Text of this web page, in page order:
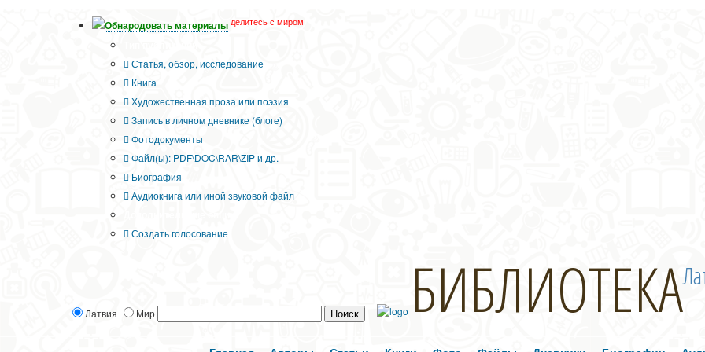
Обнародовать материалы делитесь с миром!
Статья, обзор, исследование
Книга
Художественная проза или поэзия
Запись в личном дневнике (блоге)
Фотодокументы
Файл(ы): PDF\DOC\RAR\ZIP и др.
Биография
Аудиокнига или иной звуковой файл
Создать голосование
Латвия Мир БИБЛИОТЕКА